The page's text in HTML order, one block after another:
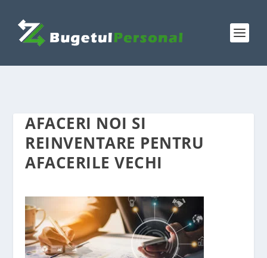
AFACERI NOI SI
REINVENTARE PENTRU
AFACERILE VECHI